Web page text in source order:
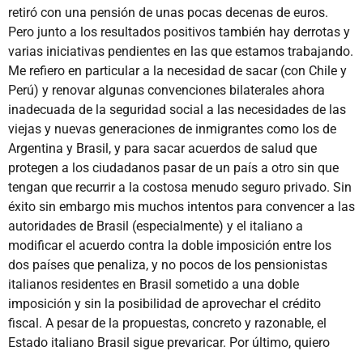
retiró con una pensión de unas pocas decenas de euros.
Pero junto a los resultados positivos también hay derrotas y
varias iniciativas pendientes en las que estamos trabajando.
Me refiero en particular a la necesidad de sacar (con Chile y
Perú) y renovar algunas convenciones bilaterales ahora
inadecuada de la seguridad social a las necesidades de las
viejas y nuevas generaciones de inmigrantes como los de
Argentina y Brasil, y para sacar acuerdos de salud que
protegen a los ciudadanos pasar de un país a otro sin que
tengan que recurrir a la costosa menudo seguro privado. Sin
éxito sin embargo mis muchos intentos para convencer a las
autoridades de Brasil (especialmente) y el italiano a
modificar el acuerdo contra la doble imposición entre los
dos países que penaliza, y no pocos de los pensionistas
italianos residentes en Brasil sometido a una doble
imposición y sin la posibilidad de aprovechar el crédito
fiscal. A pesar de la propuestas, concreto y razonable, el
Estado italiano Brasil sigue prevaricar. Por último, quiero